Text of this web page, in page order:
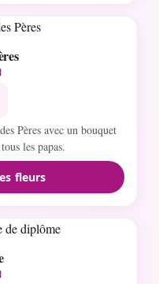
Pères avec un bouquet
les papas.
fleurs